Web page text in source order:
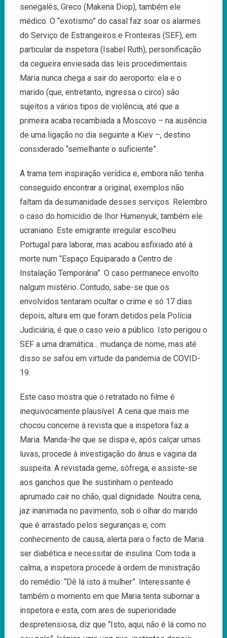
senegalês, Greco (Makena Diop), também ele
médico. O “exotismo” do casal faz soar os alarmes
do Serviço de Estrangeiros e Fronteiras (SEF), em
particular da inspetora (Isabel Ruth), personificação
da cegueira enviesada das leis procedimentais.
Maria nunca chega a sair do aeroporto: ela e o
marido (que, entretanto, ingressa o circo) são
sujeitos a vários tipos de violência, até que a
primeira acaba recambiada a Moscovo – na ausência
de uma ligação no dia seguinte a Kiev –, destino
considerado “semelhante o suficiente”.
A trama tem inspiração verídica e, embora não tenha
conseguido encontrar a original, exemplos não
faltam da desumanidade desses serviços. Relembro
o caso do homicídio de Ihor Humenyuk, também ele
ucraniano. Este emigrante irregular escolheu
Portugal para laborar, mas acabou asfixiado até à
morte num “Espaço Equiparado a Centro de
Instalação Temporária”. O caso permanece envolto
nalgum mistério. Contudo, sabe-se que os
envolvidos tentaram ocultar o crime e só 17 dias
depois, altura em que foram detidos pela Polícia
Judiciária, é que o caso veio a público. Isto perigou o
SEF a uma dramática… mudança de nome, mas até
disso se safou em virtude da pandemia de COVID-
19.
Este caso mostra que o retratado no filme é
inequivocamente plausível. A cena que mais me
chocou concerne à revista que a inspetora faz a
Maria. Manda-lhe que se dispa e, após calçar umas
luvas, procede à investigação do ânus e vagina da
suspeita. A revistada geme, sôfrega, e assiste-se
aos ganchos que lhe sustinham o penteado
aprumado cair no chão, qual dignidade. Noutra cena,
jaz inanimada no pavimento, sob o olhar do marido
que é arrastado pelos seguranças e, com
conhecimento de causa, alerta para o facto de Maria
ser diabética e necessitar de insulina. Com toda a
calma, a inspetora procede à ordem de ministração
do remédio: “Dê lá isto à mulher”. Interessante é
também o momento em que Maria tenta subornar a
inspetora e esta, com ares de superioridade
despretensiosa, diz que “Isto, aqui, não é lá como no